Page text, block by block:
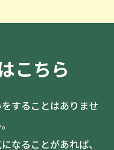
こちら
することはありませ
なることがあれば、